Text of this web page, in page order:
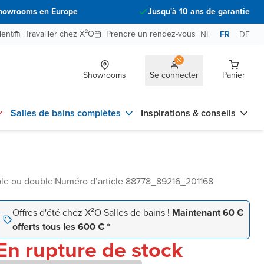
en Europe
Jusqu'à 10 ans de garantie
Travailler chez X²O Prendre un rendez-vous NL FR DE
Showrooms Se connecter Panier
Salles de bains complètes Inspirations & conseils
ou double|Numéro d’article 88778_89216_201168
Offres d'été chez X²O Salles de bains ! Maintenant 60 €
offerts tous les 600 € *
rupture de stock